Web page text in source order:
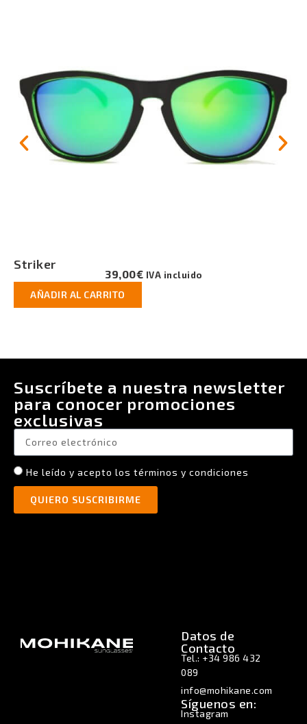
Striker
39,00€ IVA incluido
AÑADIR AL CARRITO
Suscríbete a nuestra newsletter
para conocer promociones
exclusivas
He leído y acepto los términos y condiciones
QUIERO SUSCRIBIRME
Datos de
Contacto
Tel.: +34 986 432
089
info@mohikane.com
Síguenos en:
Instagram